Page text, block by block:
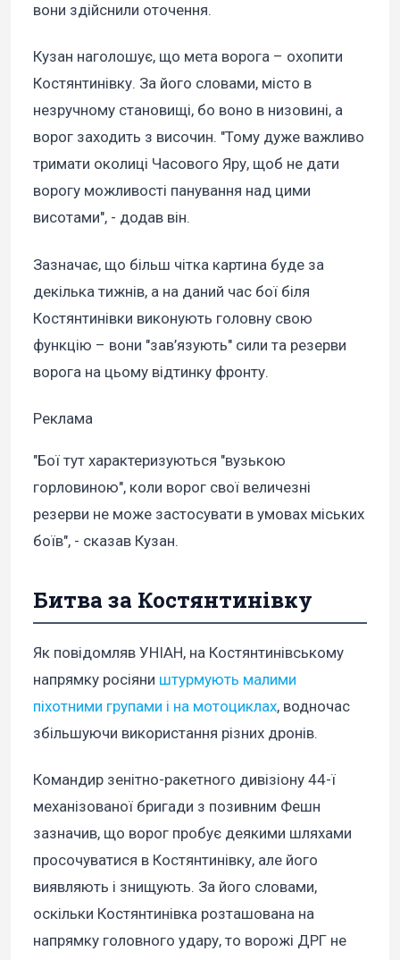
вони здійснили оточення.
Кузан наголошує, що мета ворога – охопити
Костянтинівку. За його словами, місто в
незручному становищі, бо воно в низовині, а
ворог заходить з височин. "Тому дуже важливо
тримати околиці Часового Яру, щоб не дати
ворогу можливості панування над цими
висотами", - додав він.
Зазначає, що більш чітка картина буде за
декілька тижнів, а на даний час бої біля
Костянтинівки виконують головну свою
функцію – вони "зав’язують" сили та резерви
ворога на цьому відтинку фронту.
Реклама
"Бої тут характеризуються "вузькою
горловиною", коли ворог свої величезні
резерви не може застосувати в умовах міських
боїв", - сказав Кузан.
Битва за Костянтинівку
Як повідомляв УНІАН, на Костянтинівському
напрямку росіяни штурмують малими
піхотними групами і на мотоциклах, водночас
збільшуючи використання різних дронів.
Командир зенітно-ракетного дивізіону 44-ї
механізованої бригади з позивним Фешн
зазначив, що ворог пробує деякими шляхами
просочуватися в Костянтинівку, але його
виявляють і знищують. За його словами,
оскільки Костянтинівка розташована на
напрямку головного удару, то ворожі ДРГ не